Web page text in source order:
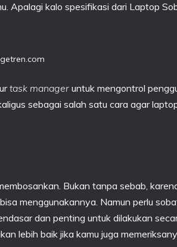
Apalagi kalo spesifikasi dari Laptop
task manager untuk mengontrol
sebagai salah satu cara agar
Bukan tanpa sebab,
menggunakannya. Namun perlu
dan penting untuk dilakukan
lebih baik jika kamu juga